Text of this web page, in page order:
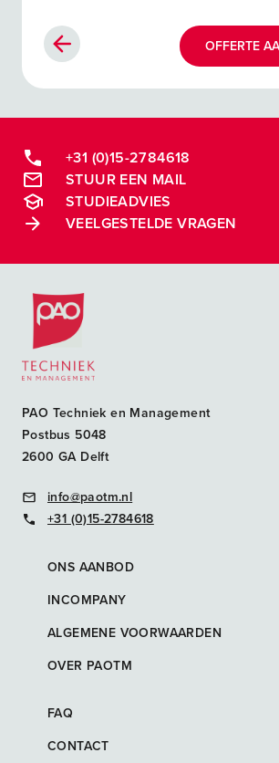
OFFERTE
+31 (0)15-2784618
STUUR EEN MAIL
STUDIEADVIES
VEELGESTELDE VRAGEN
Postacademische cursussen,
PAO Techniek en Management
Postbus 5048
2600 GA Delft
info@paotm.nl
+31 (0)15-2784618
ONS AANBOD
INCOMPANY
ALGEMENE VOORWAARDEN
OVER PAOTM
FAQ
CONTACT